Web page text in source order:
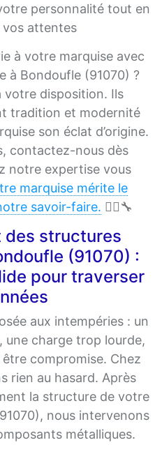
personnalité tout en
attentes
à votre marquise avec
à Bondoufle (91070) ?
disposition. Ils
tradition et modernité
son éclat d’origine.
contactez-nous dès
notre expertise vous
marquise mérite le
savoir-faire. 👷‍♂️🔧
des structures
(91070) :
pour traverser
aux intempéries : un
charge trop lourde,
compromise. Chez
rien au hasard. Après
la structure de votre
nous intervenons
métalliques.